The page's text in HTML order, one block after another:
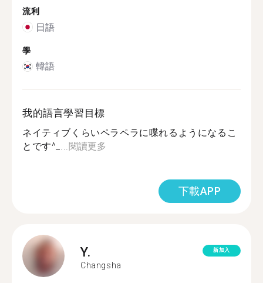
流利
日語
學
韓語
我的語言學習目標
ネイティブくらいペラペラに喋れるようになるこ
とです^_...閱讀更多
下載APP
Y.
Changsha
新加入